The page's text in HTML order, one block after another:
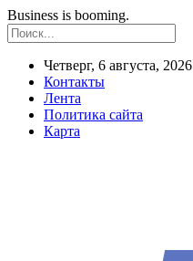
Business is booming.
Четверг, 6 августа, 2026
Контакты
Лента
Политика сайта
Карта